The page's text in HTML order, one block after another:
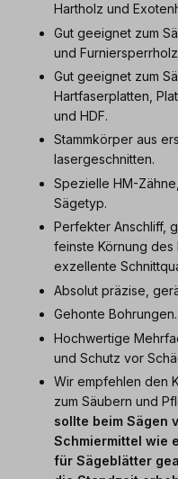
Hartholz und
Gut geeignet zum
und
Gut geeignet zum
Hartfaserplatten,
und HDF.
Stammkörper aus
lasergeschnitten.
Spezielle HM-
Sägetyp.
Perfekter Anschliff,
feinste Körnung des
exzellente
Absolut präzise,
Gehonte Bohrungen.
Hochwertige
und Schutz vor
Wir empfehlen den
zum Säubern und
sollte beim Sägen
Schmiermittel wie
für Sägeblätter